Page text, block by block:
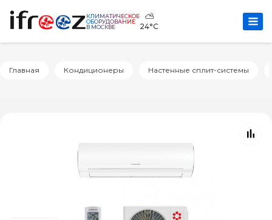
КЛИМАТИЧЕСКОЕ
ОБОРУДОВАНИЕ
В МОСКВЕ
⛅
24°C
Главная Кондиционеры Настенные сплит-системы